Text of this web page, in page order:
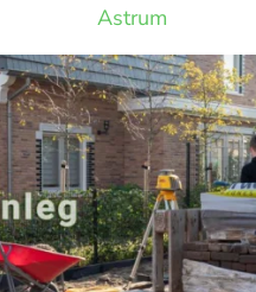
Astrum